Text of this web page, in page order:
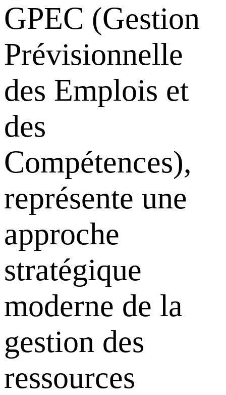
GPEC (Gestion
Prévisionnelle
des Emplois et
des
Compétences),
représente une
approche
stratégique
moderne de la
gestion des
ressources